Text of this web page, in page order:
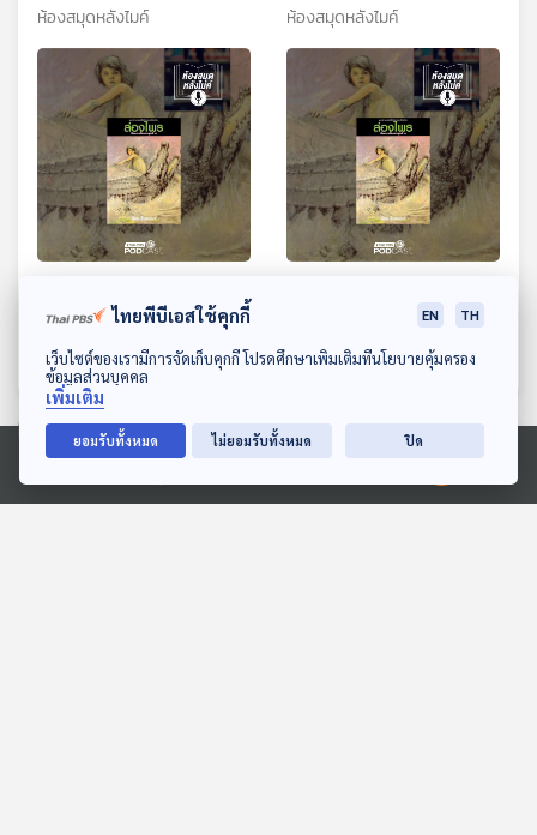
ดาวน์โหลด Thai PBS Podcast Application
Ⓒ 2020 องค์การกระจายเสียงและแพร่ภาพสาธารณะแห่งประเทศไทย
ห้องสมุดหลังไมค์ ห้องสมุดหลังไมค์
คนสุดท้าย
ห้องสมุดหลังไมค์ ห้องสมุดหลังไมค์
ตอนที่เกี่ยวข้อง
ไทยพีบีเอสใช้คุกกี้ EN TH
เว็บไซต์ของเรามีการจัดเก็บคุกกี้ โปรดศึกษาเพิ่มเติมที่นโยบายคุ้มครอง
ข้อมูลส่วนบุคคล
เพิ่มเติม
ยอมรับทั้งหมด ไม่ยอมรับทั้งหมด ปิด